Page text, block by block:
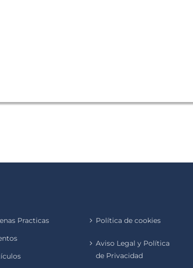
Practicas
Política de cookies
Aviso Legal y Política
de Privacidad